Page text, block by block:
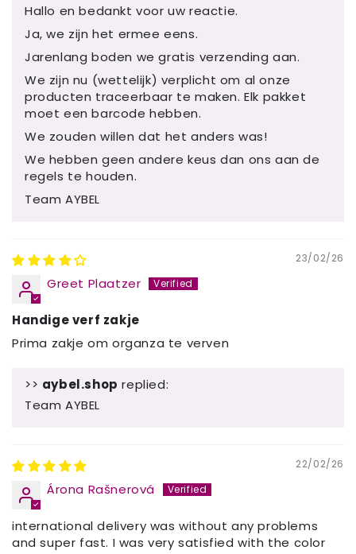
Hallo en bedankt voor uw reactie.
Ja, we zijn het ermee eens.
Jarenlang boden we gratis verzending aan.
We zijn nu (wettelijk) verplicht om al onze
producten traceerbaar te maken. Elk pakket
moet een barcode hebben.
We zouden willen dat het anders was!
We hebben geen andere keus dan ons aan de
regels te houden.
Team AYBEL
23/02/26
Greet Plaatzer
Handige verf zakje
Prima zakje om organza te verven
>> aybel.shop replied:
Team AYBEL
22/02/26
Árona Rašnerová
international delivery was without any problems
and super fast. I was very satisfied with the color